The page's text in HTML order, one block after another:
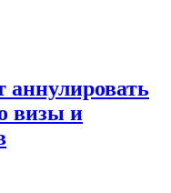
аннулировать
визы и